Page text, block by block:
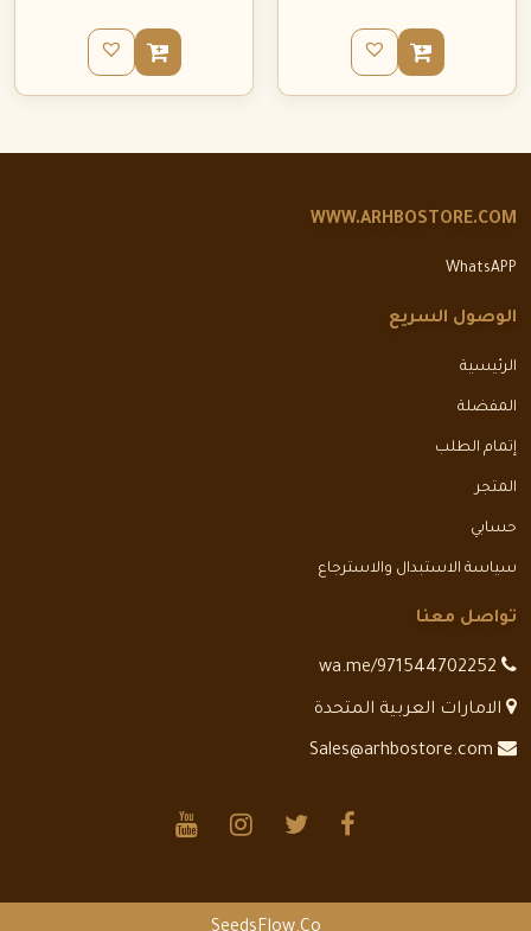
WWW.ARHBOSTORE.COM
WhatsAPP
الوصول السريع
الرئيسية
المفضلة
إتمام الطلب
المتجر
حسابي
سياسة الاستبدال والاسترجاع
تواصل معنا
الامارات العربية المتحدة